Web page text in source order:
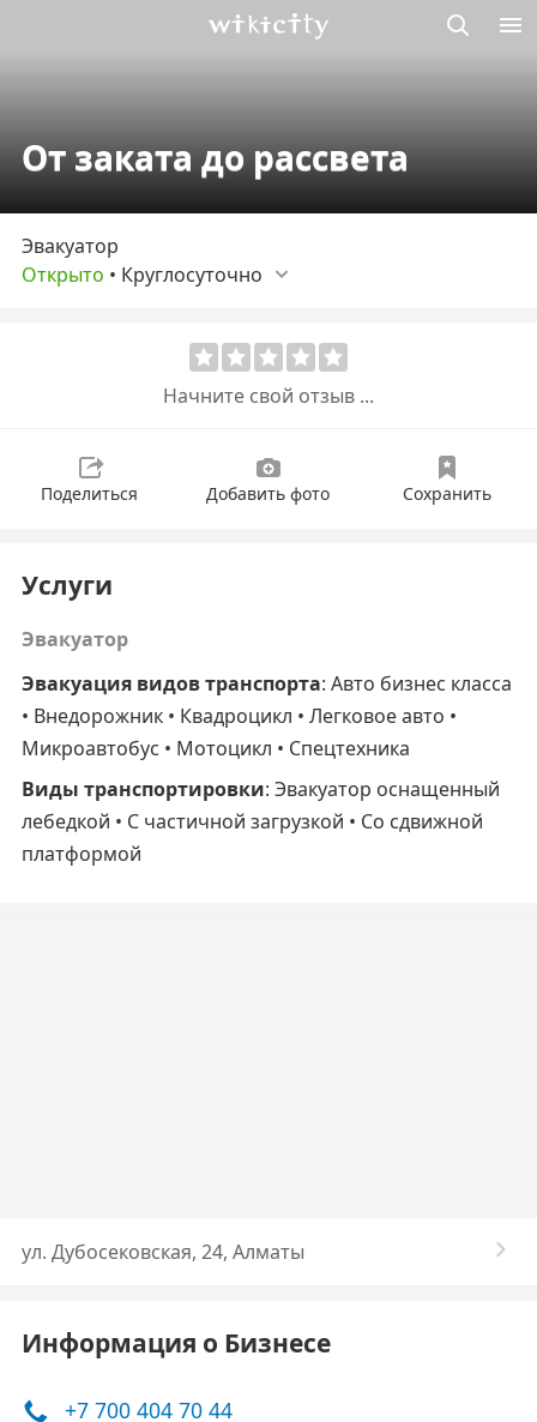
От заката до рассвета
Эвакуатор
Открыто • Круглосуточно
Начните свой отзыв ...
Поделиться Добавить фото Сохранить
Услуги
Эвакуатор
Эвакуация видов транспорта: Авто бизнес класса
• Внедорожник • Квадроцикл • Легковое авто •
Микроавтобус • Мотоцикл • Спецтехника
Виды транспортировки: Эвакуатор оснащенный
лебедкой • C частичной загрузкой • Cо сдвижной
платформой
​ул. Дубосековская, 24, Алматы
Информация о Бизнесе
+7 700 404 70 44